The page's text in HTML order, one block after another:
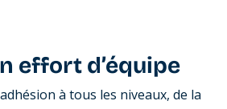
effort d’équipe
à tous les niveaux, de la